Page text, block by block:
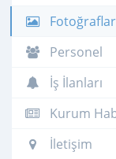
Fotoğraflar
Personel
İş İlanları
Kurum
İletişim